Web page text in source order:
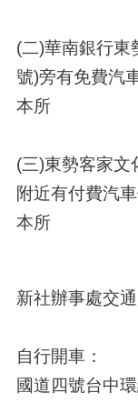
(二)華南銀行東
號)旁有免費汽
本所
(三)東勢客家文
附近有付費汽
本所
新社辦事處交通
自行開車：
國道四號台中